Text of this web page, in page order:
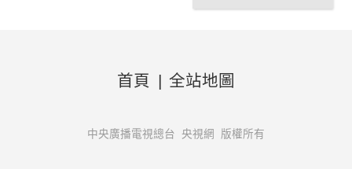
首頁 | 全站地圖
中央廣播電視總台 央視網 版權所有